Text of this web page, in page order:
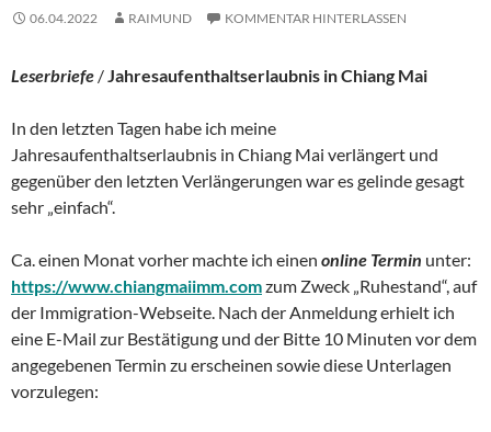
06.04.2022 RAIMUND KOMMENTAR HINTERLASSEN
Leserbriefe /Jahresaufenthaltserlaubnis in Chiang Mai
In den letzten Tagen habe ich meine
Jahresaufenthaltserlaubnis in Chiang Mai verlängert und
gegenüber den letzten Verlängerungen war es gelinde gesagt
sehr „einfach“.
Ca. einen Monat vorher machte ich einen online Termin unter:
https://www.chiangmaiimm.comzum Zweck „Ruhestand“, auf
der Immigration-Webseite. Nach der Anmeldung erhielt ich
eine E-Mail zur Bestätigung und der Bitte 10 Minuten vor dem
angegebenen Termin zu erscheinen sowie diese Unterlagen
vorzulegen: